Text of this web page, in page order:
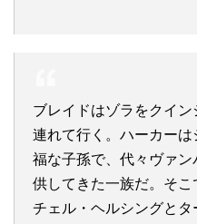
ブレイドはゾラをクイ
連れて行く。ハーカー
福な子孫で、代々ヴァ
供してきた一族だ。そ
チェル・ヘルシングとタ